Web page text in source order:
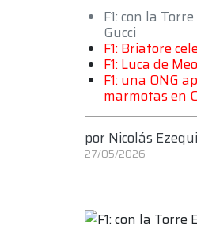
F1: con la
Gucci
F1: Briatore
F1: Luca de
F1: una ONG
marmotas en
por Nicolás
27/05/2026